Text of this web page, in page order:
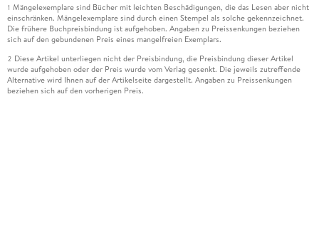
1 Mängelexemplare sind Bücher mit leichten Beschädigungen, die das Lesen aber nicht
einschränken. Mängelexemplare sind durch einen Stempel als solche gekennzeichnet.
Die frühere Buchpreisbindung ist aufgehoben. Angaben zu Preissenkungen beziehen
sich auf den gebundenen Preis eines mangelfreien Exemplars.
2 Diese Artikel unterliegen nicht der Preisbindung, die Preisbindung dieser Artikel
wurde aufgehoben oder der Preis wurde vom Verlag gesenkt. Die jeweils zutreffende
Alternative wird Ihnen auf der Artikelseite dargestellt. Angaben zu Preissenkungen
beziehen sich auf den vorherigen Preis.